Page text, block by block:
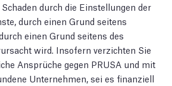
Schaden durch die Einstellungen der
durch einen Grund seitens
einen Grund seitens des
wird. Insofern verzichten Sie
Ansprüche gegen PRUSA und mit
Unternehmen, sei es finanziell